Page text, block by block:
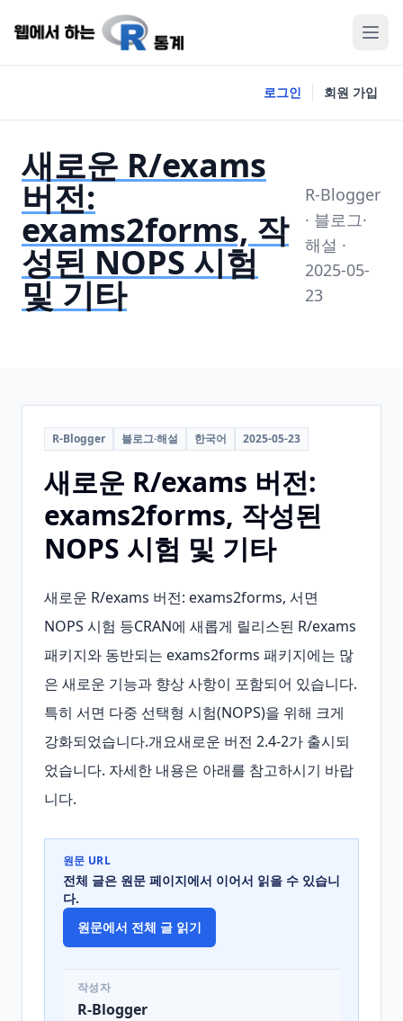
로그인 회원 가입
새로운 R/exams
버전:
exams2forms, 작
성된 NOPS 시험
및 기타
R-Blogger
· 블로그·
해설 ·
2025-05-
23
R-Blogger 블로그·해설 한국어 2025-05-23
새로운 R/exams 버전:
exams2forms, 작성된
NOPS 시험 및 기타
새로운 R/exams 버전: exams2forms, 서면
NOPS 시험 등CRAN에 새롭게 릴리스된 R/exams
패키지와 동반되는 exams2forms 패키지에는 많
은 새로운 기능과 향상 사항이 포함되어 있습니다.
특히 서면 다중 선택형 시험(NOPS)을 위해 크게
강화되었습니다.개요새로운 버전 2.4-2가 출시되
었습니다. 자세한 내용은 아래를 참고하시기 바랍
니다.
원문 URL
전체 글은 원문 페이지에서 이어서 읽을 수 있습니
다.
원문에서 전체 글 읽기
작성자
R-Blogger